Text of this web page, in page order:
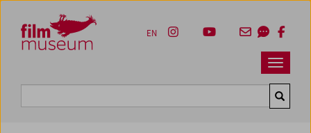
Zum Inhalt
Zum Hauptmenü
Zur Servicenavigation
Zum Suche
Navbar
EN